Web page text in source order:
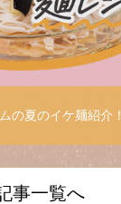
の夏のイケ麺紹介！
事一覧へ